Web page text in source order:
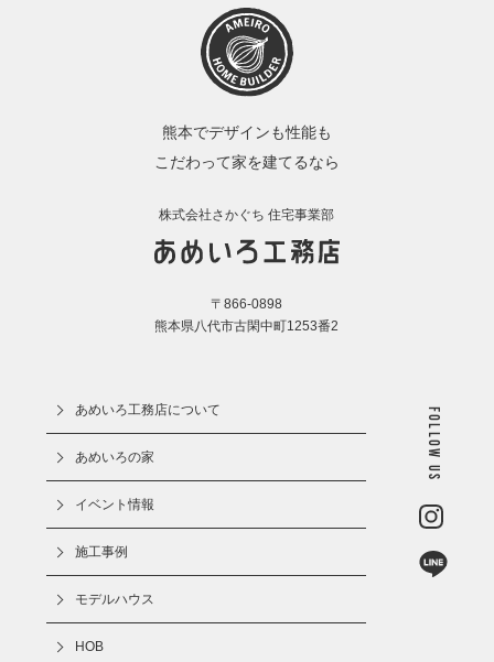
熊本でデザインも性能も
こだわって家を建てるなら
株式会社さかぐち 住宅事業部
〒866-0898
熊本県八代市古閑中町1253番2
あめいろ工務店について
あめいろの家
イベント情報
施工事例
モデルハウス
HOB
Follow us